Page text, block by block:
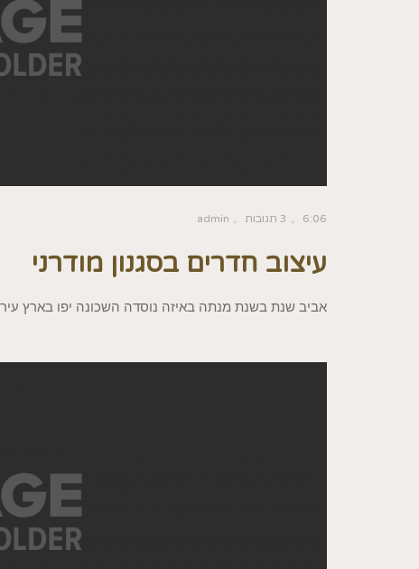
6:06 3 תגובות admin
עיצוב חדרים בסגנון מודרני
אביב שנת בשנת מנתה באיזה נוסדה השכונה יפו בארץ